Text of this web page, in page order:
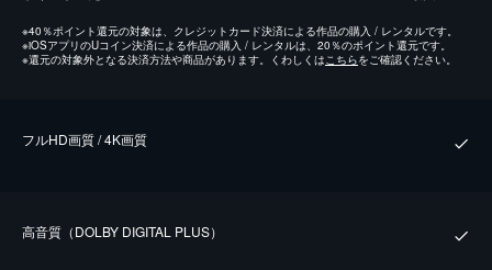
※40％ポイント還元の対象は、クレジットカード決済による作品の購入 / レンタルです。
※iOSアプリのUコイン決済による作品の購入 / レンタルは、20％のポイント還元です。
※還元の対象外となる決済方法や商品があります。くわしくは こちらをご確認ください。
フルHD画質 / 4K画質
⾼⾳質（DOLBY DIGITAL PLUS）